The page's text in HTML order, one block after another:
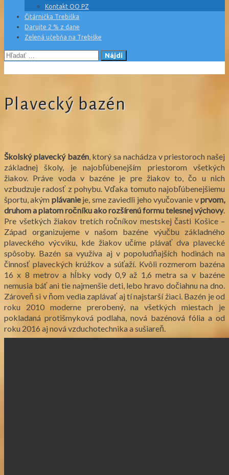
Kontakt OO PZ
Čitárnička Trebiška
Darujte 2 % z dane
Zelená učebňa na Trebiške
Hľadať:
Plavecký bazén
Školský plavecký bazén, ktorý sa nachádza v priestoroch našej
základnej školy, je najobľúbenejším priestorom všetkých
žiakov. Práve voda v bazéne je pre žiakov to, čo u nich
vzbudzuje radosť z pohybu. Vďaka tomuto najobľúbenejšiemu
športu, akým plávanieje, sme zaviedli jeho vyučovanie vprvom,
druhom a piatom ročníku ako rozšírenú formu telesnej výchovy.
Pre všetkých žiakov tretích ročníkov mestskej časti Košice –
Západ organizujeme v našom bazéne výučbu základného
plaveckého výcviku, kde žiakov učíme plávať dva plavecké
spôsoby. Bazén sa využíva aj v popoludňajších hodinách na
činnosť plaveckých krúžkov a súťaží. Kvôli rozmerom bazéna
16 x 8 metrov a hĺbky vody 0,9 až 1,6 metra sa v bazéne
nemusia báť ani tie najmenšie deti, lebo hravo dočiahnu na dno.
Zároveň si v ňom vedia zaplávať aj tí najstarší žiaci. Bazén je od
roku 2010 moderne prerobený, na všetkých miestach je
pokladaná protišmyková podlaha, nová bazénová fólia a od
roku 2016 aj nová vzduchotechnika a sušiareň.